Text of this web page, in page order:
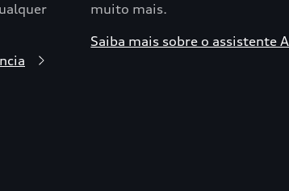
muito mais.
Saiba mais sobre o assistente